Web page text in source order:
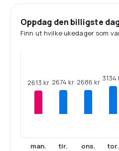
Oppdag den billigste
Finn ut hvilke ukedager som
2613 kr
man.
2674 kr
tir.
2686 kr
ons.
3134
tor.